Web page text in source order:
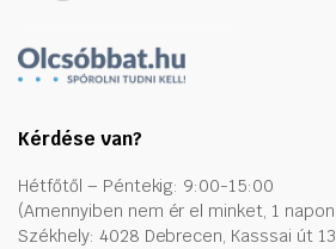
Kérdése van?
Hétfőtől – Péntekig: 9:00-15:00
(Amennyiben nem ér el minket, 1
Székhely: 4028 Debrecen, Kasssai út